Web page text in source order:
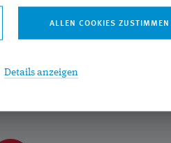
Details anzeigen